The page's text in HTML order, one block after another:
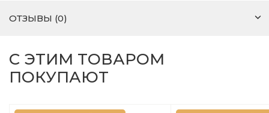
ОТЗЫВЫ (0)
С ЭТИМ ТОВАРОМ
ПОКУПАЮТ